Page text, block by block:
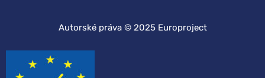
Autorské práva © 2025 Europroject